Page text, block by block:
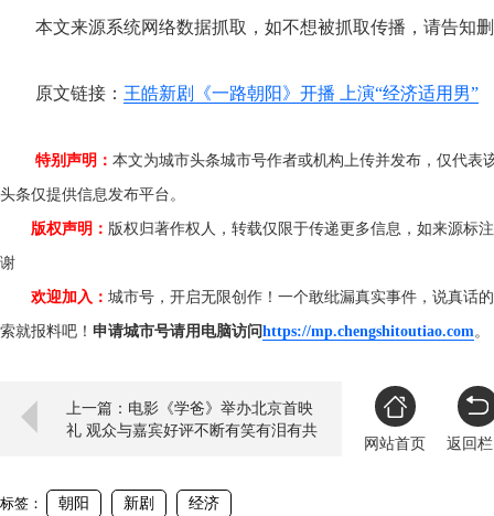
本文来源系统网络数据抓取，如不想被抓取传播，请告知
原文链接： 王皓新剧《一路朝阳》开播 上演“经济适用男”
特别声明： 本文为城市头条城市号作者或机构上传并发布，仅代
头条仅提供信息发布平台。
版权声明： 版权归著作权人，转载仅限于传递更多信息，如来源标
谢
欢迎加入： 城市号，开启无限创作！一个敢纰漏真实事件，说真话
索就报料吧！ 申请城市号请用电脑访问https://mp.chengshitoutiao.com
上一篇：电影《学爸》举办北京首映
礼 观众与嘉宾好评不断有笑有泪有共
网站首页 返回
标签： 朝阳 新剧 经济